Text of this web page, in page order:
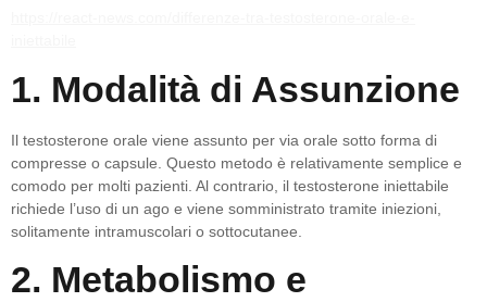
1. Modalità di Assunzione
Il testosterone orale viene assunto per via orale sotto forma di
compresse o capsule. Questo metodo è relativamente semplice e
comodo per molti pazienti. Al contrario, il testosterone iniettabile
richiede l’uso di un ago e viene somministrato tramite iniezioni,
solitamente intramuscolari o sottocutanee.
2. Metabolismo e